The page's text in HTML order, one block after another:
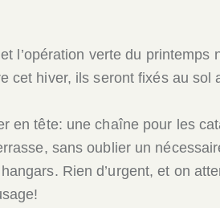
l’opération verte du
cet hiver, ils seront fixés au sol
en tête: une chaîne pour les
sans oublier un
Rien d’urgent, et on